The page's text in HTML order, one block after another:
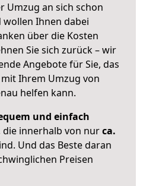
Umzug an sich schon
Ihnen dabei
über die Kosten
Sie sich zurück – wir
Angebote für Sie, das
mit Ihrem Umzug von
helfen kann.
und einfach
die innerhalb von nurca.
Und das Beste daran
Preisen